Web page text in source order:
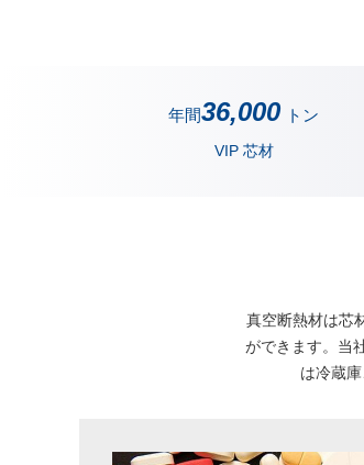
年間36,000 トン
VIP 芯材
真空断熱材は芯
ができます。当
は冷蔵